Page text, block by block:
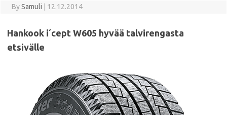
BySamuli 12.12.2014
Hankook i´cept W605 hyvää talvirengasta
etsivälle